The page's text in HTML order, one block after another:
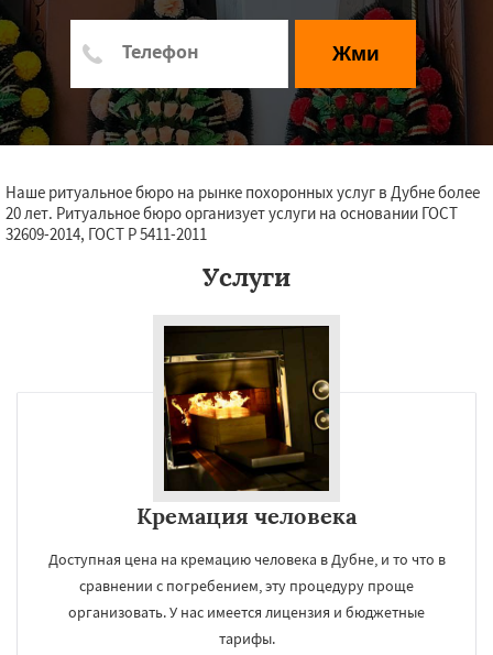
Жми
Наше ритуальное бюро на рынке похоронных услуг в Дубне более
20 лет. Ритуальное бюро организует услуги на основании ГОСТ
32609-2014, ГОСТ Р 5411-2011
Услуги
Кремация человека
Доступная цена на кремацию человека в Дубне, и то что в
сравнении с погребением, эту процедуру проще
организовать. У нас имеется лицензия и бюджетные
тарифы.